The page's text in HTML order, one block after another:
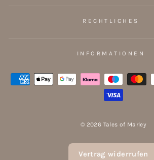
RECHTLICHES
INFORMATIONEN
© 2026 Tales of Marley
Vertrag widerrufen